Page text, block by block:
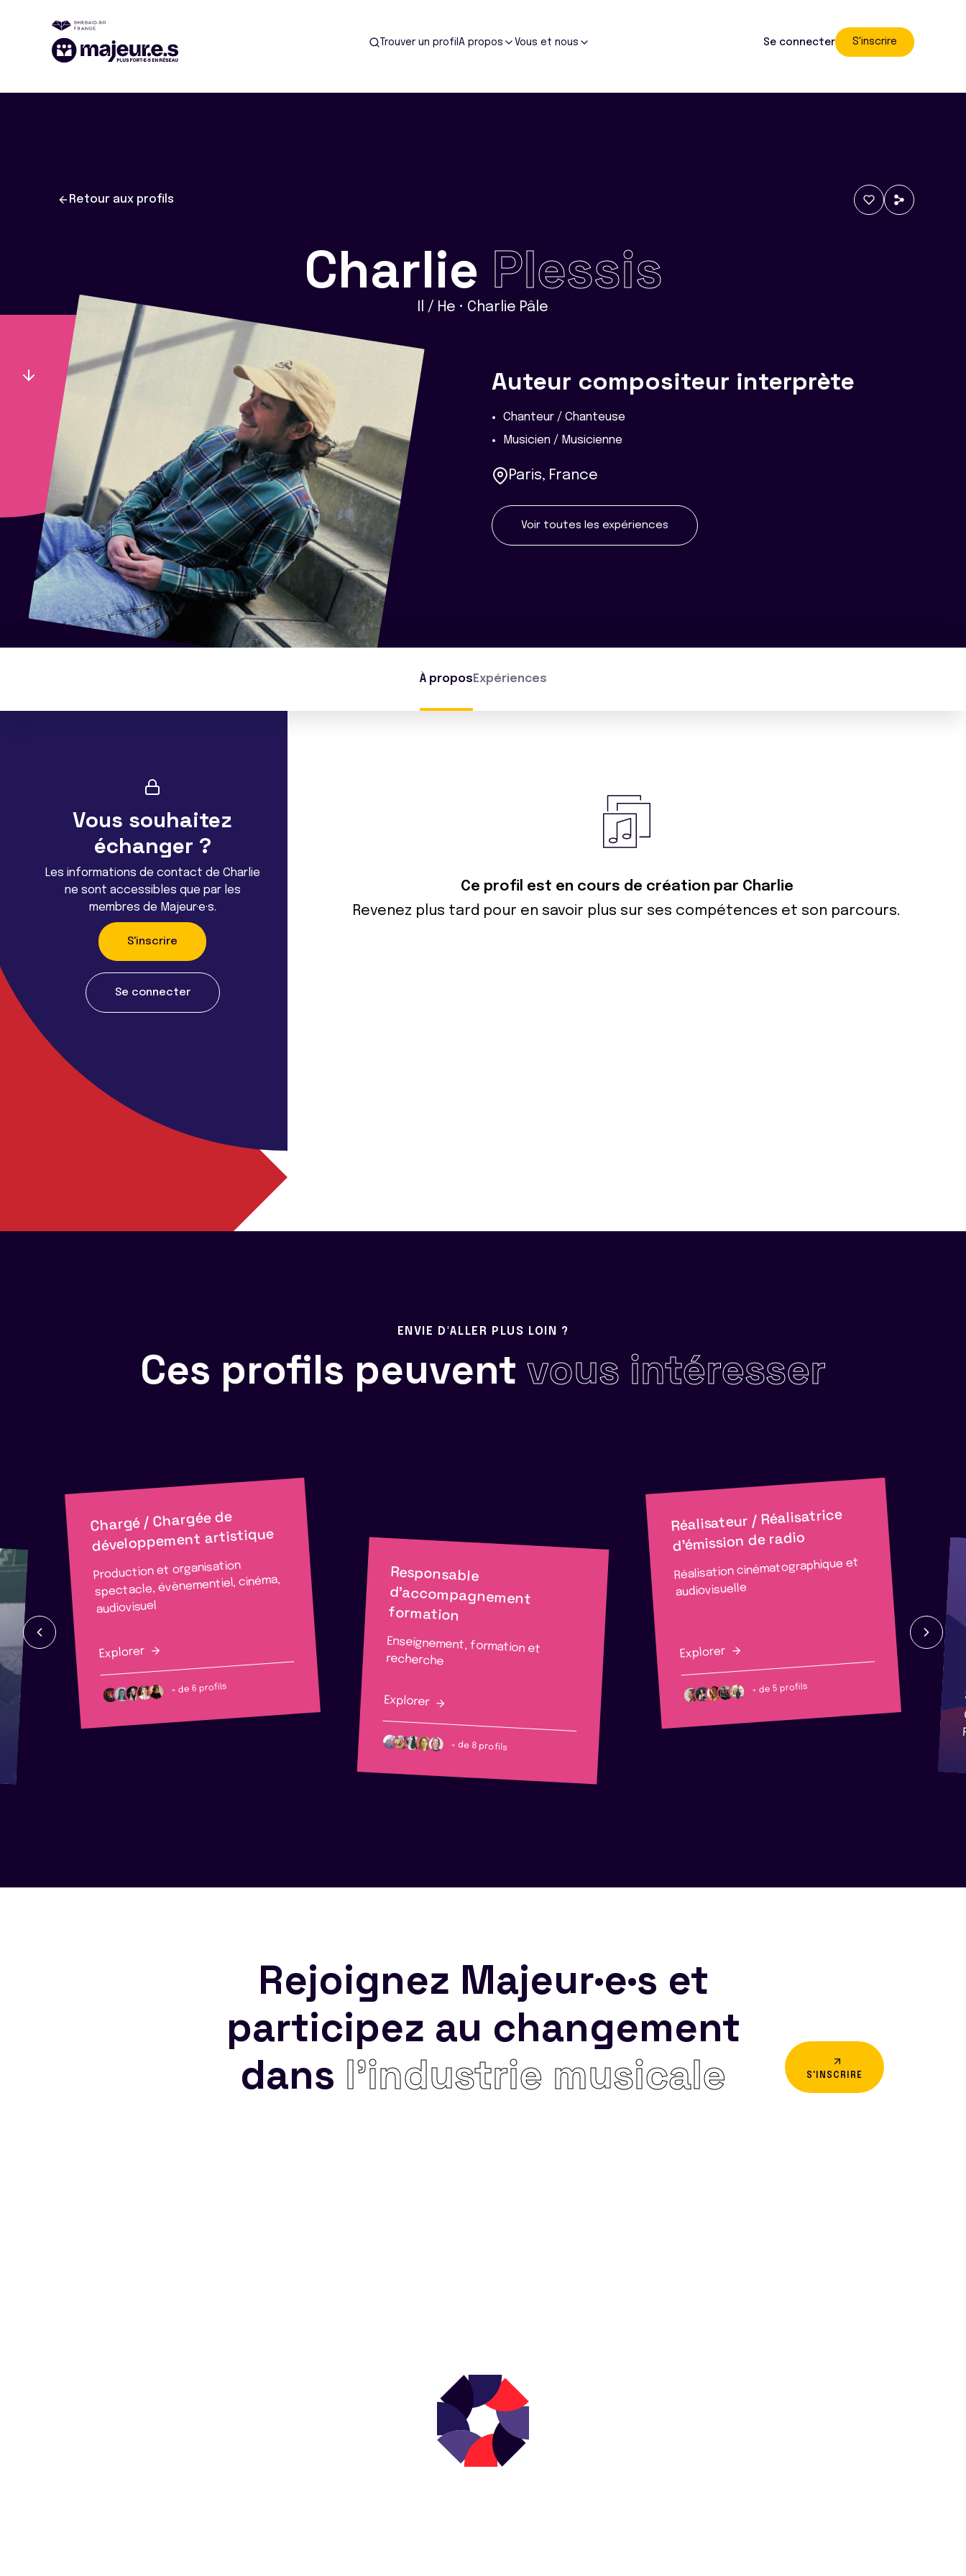
Trouver un profil A propos Vous et nous Se connecter S'inscrire
Retour aux profils
Charlie Plessis
Il / He • Charlie Pâle
Auteur compositeur interprète
Chanteur / Chanteuse
Musicien / Musicienne
Paris, France
Voir toutes les expériences
À propos Expériences
Vous souhaitez
échanger ?
Les informations de contact de Charlie
ne sont accessibles que par les
membres de Majeur·e·s.
S'inscrire
Se connecter
Ce profil est en cours de création par Charlie
Revenez plus tard pour en savoir plus sur ses compétences et son parcours.
ENVIE D'ALLER PLUS LOIN ?
Ces profils peuvent vous intéresser
Chargé / Chargée de
développement artistique
Production et organisation
spectacle, évènementiel, cinéma,
audiovisuel
Explorer
+ de 6 profils
Responsable
d'accompagnement
formation
Enseignement, formation et
recherche
Explorer
+ de 8 profils
Réalisateur / Réalisatrice
d'émission de radio
Réalisation cinématographique et
audiovisuelle
Explorer
+ de 5 profils
Rejoignez Majeur·e·s et
participez au changement
dans l’industrie musicale S'INSCRIRE